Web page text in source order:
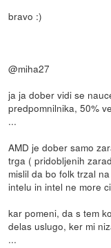
bravo :)
@miha27
ja ja dober vidi se
predpomnilnika, 50%
...
AMD je dober samo
trga ( pridobljenih
mislil da bo folk trzal
intelu in intel ne more
kar pomeni, da s tem
delas uslugo, ker mi
...